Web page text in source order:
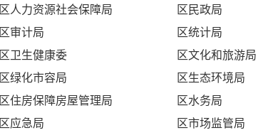
区人力资源社会保障局
区民政局
区审计局
区统计局
区卫生健康委
区文化和旅游局
区绿化市容局
区生态环境局
区住房保障房屋管理局
区水务局
区应急局
区市场监管局